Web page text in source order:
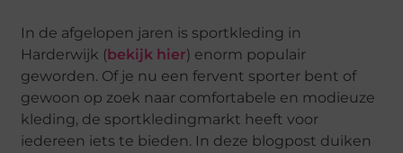
In de afgelopen jaren is sportkleding in
Harderwijk ( bekijk hier) enorm populair
geworden. Of je nu een fervent sporter bent of
gewoon op zoek naar comfortabele en modieuze
kleding, de sportkledingmarkt heeft voor
iedereen iets te bieden. In deze blogpost duiken